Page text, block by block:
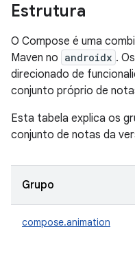
Estrutura
O Compose é uma
Maven no androidx .
direcionado de
conjunto próprio de
Esta tabela explica os
conjunto de notas da
Grupo
compose.animation